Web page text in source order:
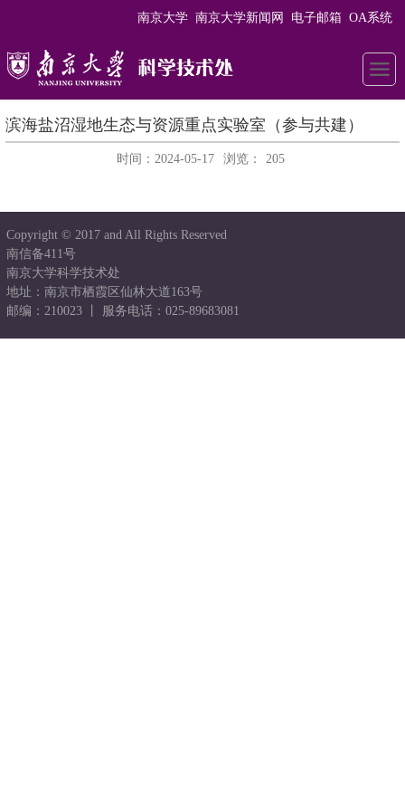
南京大学 南京大学新闻网 电子邮箱 OA系统
滨海盐沼湿地生态与资源重点实验室（参与共建）
时间：2024-05-17 浏览： 205
Copyright © 2017 and All Rights Reserved
南信备411号
南京大学科学技术处
地址：南京市栖霞区仙林大道163号
邮编：210023 丨 服务电话：025-89683081